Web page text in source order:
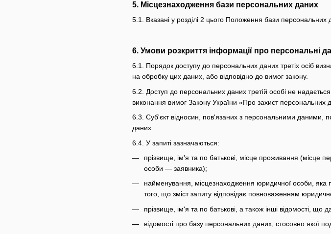
5. Місцезнаходження бази персональних даних
5.1. Вказані у розділі 2 цього Положення бази
6. Умови розкриття інформації про персональні
6.1. Порядок доступу до персональних даних третіх осіб
на обробку цих даних, або відповідно до вимог закону.
6.2. Доступ до персональних даних третій особі не
виконання вимог Закону України «Про захист персональних
6.3. Суб'єкт відносин, пов'язаних з персональними даними,
даних.
6.4. У запиті зазначаються:
прізвище, ім'я та по батькові, місце проживання (місце
особи — заявника);
найменування, місцезнаходження юридичної особи, яка
того, що зміст запиту відповідає повноваженням
прізвище, ім'я та по батькові, а також інші відомості, що
відомості про базу персональних даних, стосовно якої